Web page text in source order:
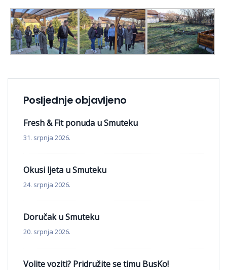
Posljednje objavljeno
Fresh & Fit ponuda u Smuteku
31. srpnja 2026.
Okusi ljeta u Smuteku
24. srpnja 2026.
Doručak u Smuteku
20. srpnja 2026.
Volite voziti? Pridružite se timu BusKo!